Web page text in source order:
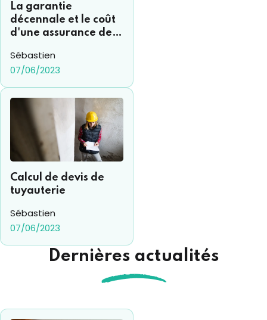
La garantie
décennale et le coût
d'une assurance de
Sébastien
07/06/2023
Calcul de devis de
tuyauterie
Sébastien
07/06/2023
Dernières actualités